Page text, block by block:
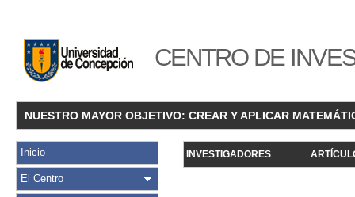
CENTRO DE
NUESTRO MAYOR OBJETIVO: CREAR Y APLICAR
Inicio
El Centro
INVESTIGADORES